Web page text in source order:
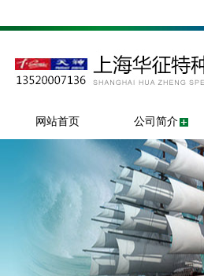
网站首页 公司简介